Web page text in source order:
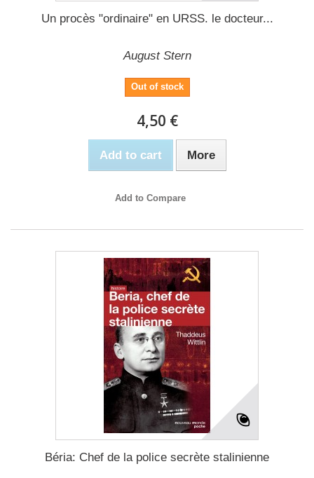
Un procès "ordinaire" en URSS. le docteur...
August Stern
Out of stock
4,50 €
Add to cart More
Add to Compare
Béria: Chef de la police secrète stalinienne